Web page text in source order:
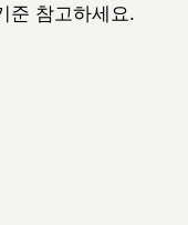
준 참고하세요.